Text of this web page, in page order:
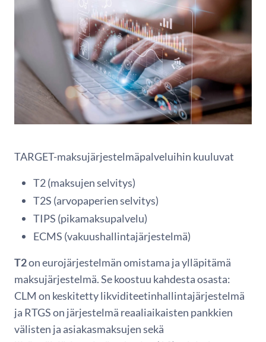
TARGET-maksujärjestelmäpalveluihin kuuluvat
T2 (maksujen selvitys)
T2S (arvopaperien selvitys)
TIPS (pikamaksupalvelu)
ECMS (vakuushallintajärjestelmä)
T2on eurojärjestelmän omistama ja ylläpitämä
maksujärjestelmä. Se koostuu kahdesta osasta:
CLM on keskitetty likviditeetinhallintajärjestelmä
ja RTGS on järjestelmä reaaliaikaisten pankkien
välisten ja asiakasmaksujen sekä